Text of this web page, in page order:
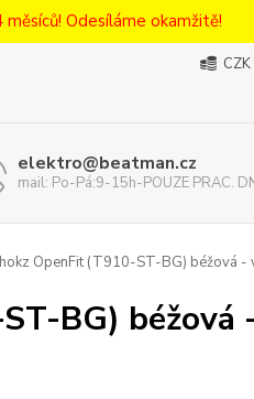
Odesíláme okamžitě!
CZK
elektro@beatman.cz
mail: Po-Pá:9-15h-POUZE PRAC.
OpenFit (T910-ST-BG) béžová -
BG) béžová